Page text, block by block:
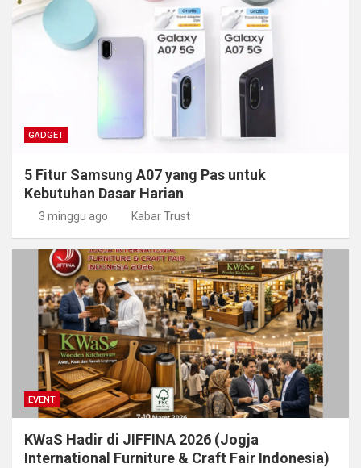
GADGET
5 Fitur Samsung A07 yang Pas untuk
Kebutuhan Dasar Harian
3 minggu ago Kabar Trust
EVENT
KWaS Hadir di JIFFINA 2026 (Jogja
International Furniture & Craft Fair Indonesia)